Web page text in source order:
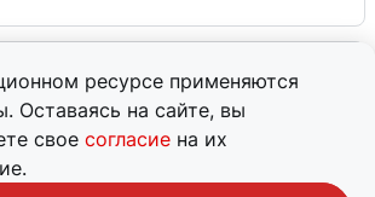
ресурсе применяются
Оставаясь на сайте, вы
свое согласие на их